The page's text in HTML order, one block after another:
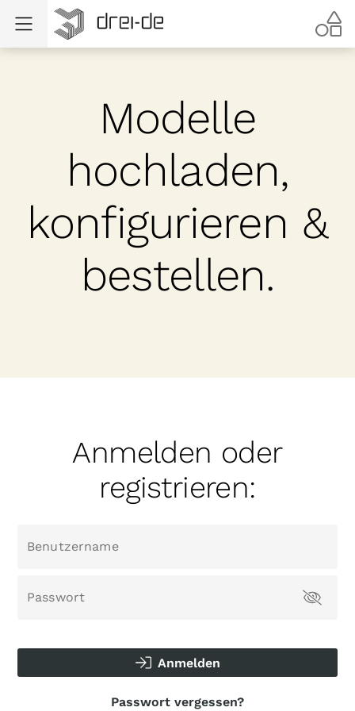
Modelle
hochladen,
konfigurieren &
bestellen.
Anmelden oder
registrieren:
Benutzername
Passwort
Anmelden
Passwort vergessen?